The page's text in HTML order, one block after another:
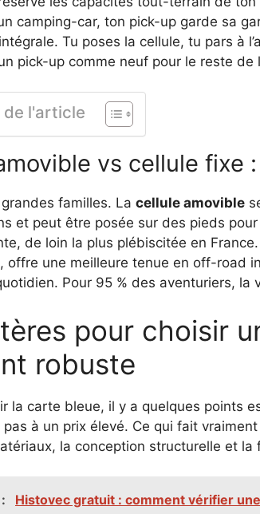
camping-car, ton pick-up garde sa
Tu poses la cellule, tu pars à
pick-up comme neuf pour le reste de
de l'article
vs cellule fixe
familles. La cellule amovible
et peut être posée sur des pieds
de loin la plus plébiscitée en
offre une meilleure tenue en off-road
Pour 95 % des aventuriers, la
pour choisir
robuste
la carte bleue, il y a quelques points
à un prix élevé. Ce qui fait
la conception structurelle et
Histovec gratuit : comment vérifier